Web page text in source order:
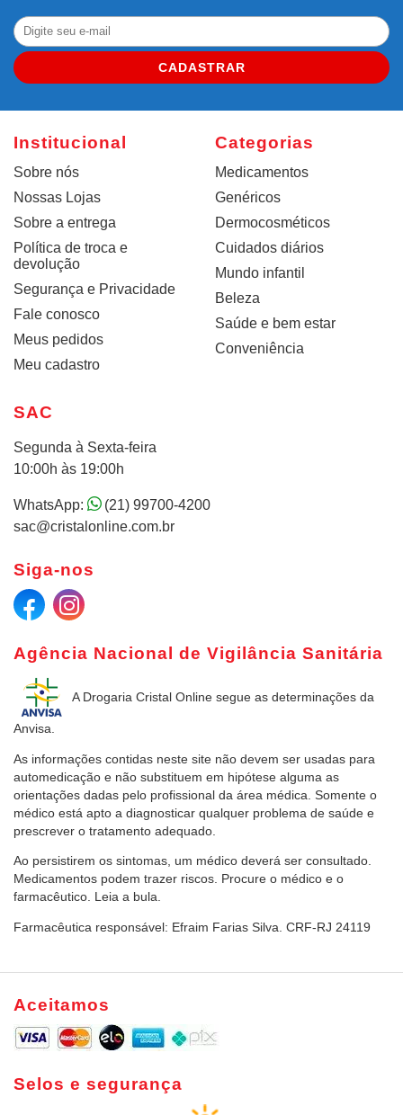
CADASTRAR
Institucional
Sobre nós
Nossas Lojas
Sobre a entrega
Política de troca e
devolução
Segurança e Privacidade
Fale conosco
Meus pedidos
Meu cadastro
Categorias
Medicamentos
Genéricos
Dermocosméticos
Cuidados diários
Mundo infantil
Beleza
Saúde e bem estar
Conveniência
Agência Nacional de Vigilância Sanitária
A Drogaria Cristal Online segue as determinações da
Anvisa.
As informações contidas neste site não devem ser usadas para
automedicação e não substituem em hipótese alguma as
orientações dadas pelo profissional da área médica. Somente o
médico está apto a diagnosticar qualquer problema de saúde e
prescrever o tratamento adequado.
Ao persistirem os sintomas, um médico deverá ser consultado.
Medicamentos podem trazer riscos. Procure o médico e o
farmacêutico. Leia a bula.
Farmacêutica responsável: Efraim Farias Silva. CRF-RJ 24119
SAC
Segunda à Sexta-feira
10:00h às 19:00h
WhatsApp:
(21) 99700-4200
sac@cristalonline.com.br
Siga-nos
Aceitamos
Selos e segurança